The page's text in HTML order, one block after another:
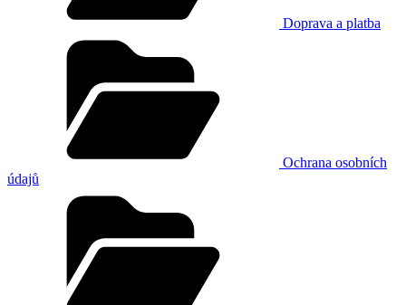
Doprava a platba
Ochrana osobních
údajů